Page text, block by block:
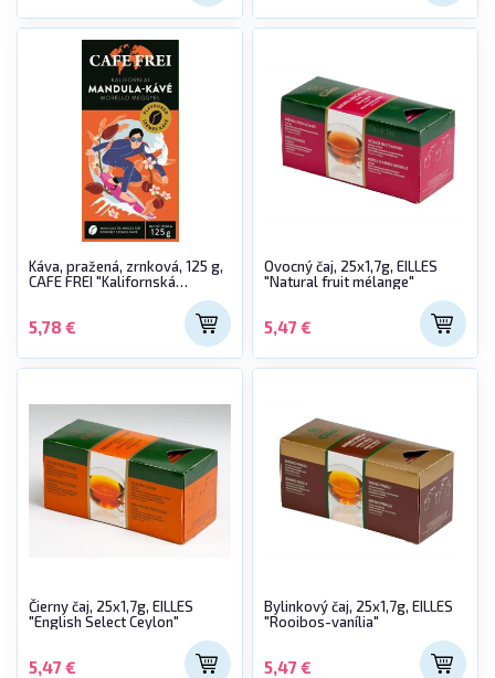
Káva, pražená, zrnková, 125 g,
CAFE FREI "Kalifornská
mandľa" s morellou višňou
5,78 €
Ovocný čaj, 25x1,7g, EILLES
"Natural fruit mélange"
5,47 €
Čierny čaj, 25x1,7g, EILLES
"English Select Ceylon"
5,47 €
Bylinkový čaj, 25x1,7g, EILLES
"Rooibos-vanília"
5,47 €